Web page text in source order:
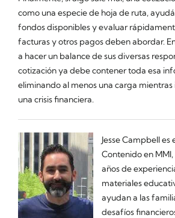
como una especie de hoja de ruta,
fondos disponibles y evaluar
facturas y otros pagos deben abordar.
a hacer un balance de sus diversas
cotización ya debe contener toda esa
eliminando al menos una carga
una crisis financiera.
Jesse Campbell es
Contenido en
años de
materiales
ayudan a las
desafíos